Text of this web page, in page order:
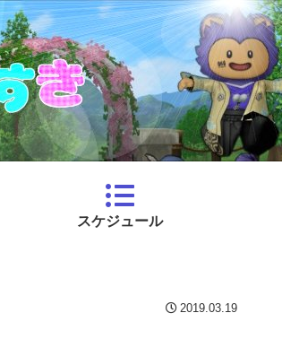
スケジュール
2019.03.19